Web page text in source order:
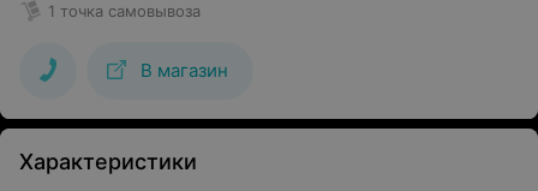
1 точка самовывоза
В магазин
Характеристики